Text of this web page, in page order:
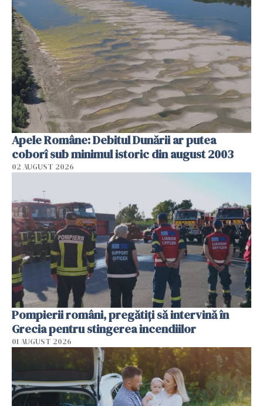
Apele Române: Debitul Dunării ar putea
coborî sub minimul istoric din august 2003
02 AUGUST 2026
Pompierii români, pregătiţi să intervină în
Grecia pentru stingerea incendiilor
01 AUGUST 2026